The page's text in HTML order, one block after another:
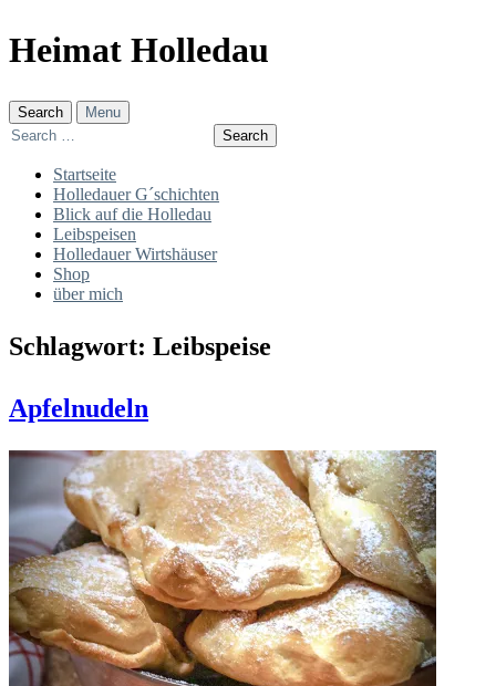
to
Heimat Holledau
Search Menu
Search
Startseite
Holledauer G´schichten
Blick auf die Holledau
Leibspeisen
Holledauer Wirtshäuser
Shop
über mich
Schlagwort: Leibspeise
Apfelnudeln